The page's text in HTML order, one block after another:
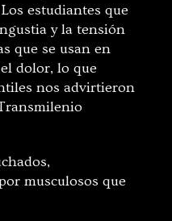
estudiantes que
y la tensión
que se usan en
dolor, lo que
nos advirtieron
musculosos que